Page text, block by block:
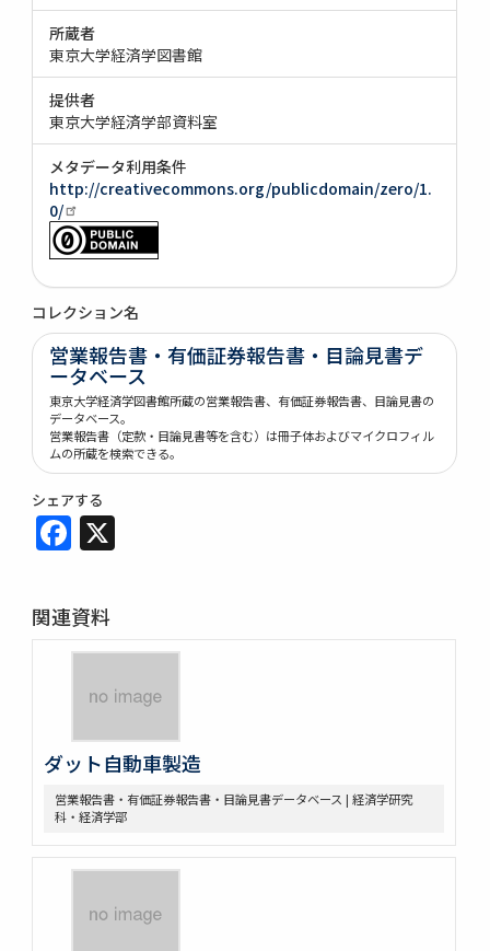
所蔵者
東京大学経済学図書館
提供者
東京大学経済学部資料室
メタデータ利用条件
http://creativecommons.org/publicdomain/zero/1.
0/
コレクション名
営業報告書・有価証券報告書・目論見書デ
ータベース
東京大学経済学図書館所蔵の営業報告書、有価証券報告書、目論見書の
データベース。
営業報告書（定款・目論見書等を含む）は冊子体およびマイクロフィル
ムの所蔵を検索できる。
シェアする
Facebook
関連資料
ダット自動車製造
営業報告書・有価証券報告書・目論見書データベース | 経済学研究
科・経済学部